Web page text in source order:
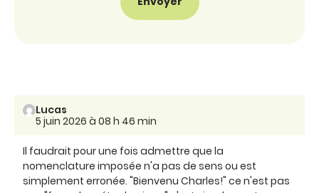
Lucas
5 juin 2026 à 08 h 46 min
Il faudrait pour une fois admettre que la
nomenclature imposée n'a pas de sens ou est
simplement erronée. "Bienvenu Charles!" ce n'est pas